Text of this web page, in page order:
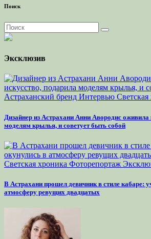
Поиск
Эксклюзив
Астраханский бренд Интервью
Дизайнер из Астрахани Анни Авородис оживила
моделям крылья, и советует быть собой
Светская хроника Фоторепортаж
В Астрахани прошел девичник в стиле кабаре:
атмосферу ревущих двадцатых